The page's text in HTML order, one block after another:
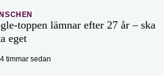
toppen lämnar efter 27 år – ska
eget
4 timmar sedan